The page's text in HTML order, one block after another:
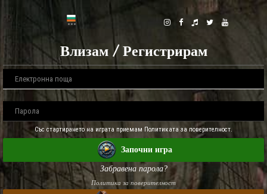
Влизам / Регистрирам
Със стартирането на играта приемам Политиката за поверителност.
Започни игра
Забравена парола?
Политика за поверителност